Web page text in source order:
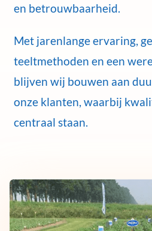
en betrouwbaarheid.
Met jarenlange ervaring,
teeltmethoden en een
blijven wij bouwen aan
onze klanten, waarbij
centraal staan.